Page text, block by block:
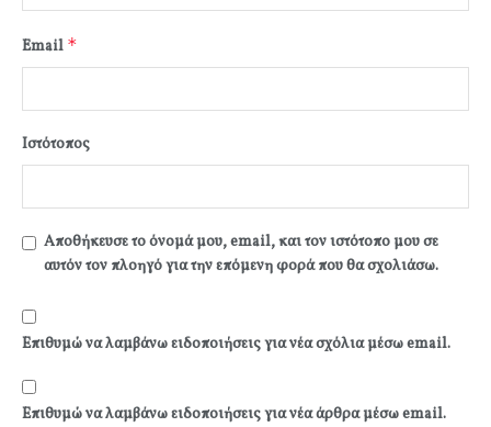
Email *
Ιστότοπος
Αποθήκευσε το όνομά μου, email, και τον ιστότοπο μου σε
αυτόν τον πλοηγό για την επόμενη φορά που θα σχολιάσω.
Επιθυμώ να λαμβάνω ειδοποιήσεις για νέα σχόλια μέσω email.
Επιθυμώ να λαμβάνω ειδοποιήσεις για νέα άρθρα μέσω email.